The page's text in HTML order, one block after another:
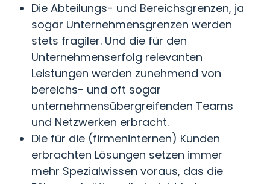
Die Abteilungs- und Bereichsgrenzen, ja
sogar Unternehmensgrenzen werden
stets fragiler. Und die für den
Unternehmenserfolg relevanten
Leistungen werden zunehmend von
bereichs- und oft sogar
unternehmensübergreifenden Teams
und Netzwerken erbracht.
Die für die (firmeninternen) Kunden
erbrachten Lösungen setzen immer
mehr Spezialwissen voraus, das die